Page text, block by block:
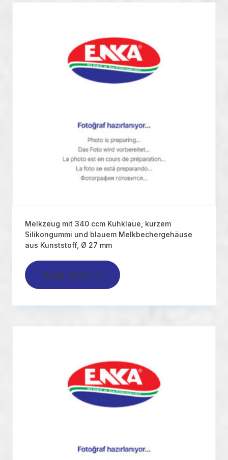
Melkzeug mit 340 ccm Kuhklaue, kurzem
Silikongummi und blauem Melkbechergehäuse
aus Kunststoff, Ø 27 mm
Read more